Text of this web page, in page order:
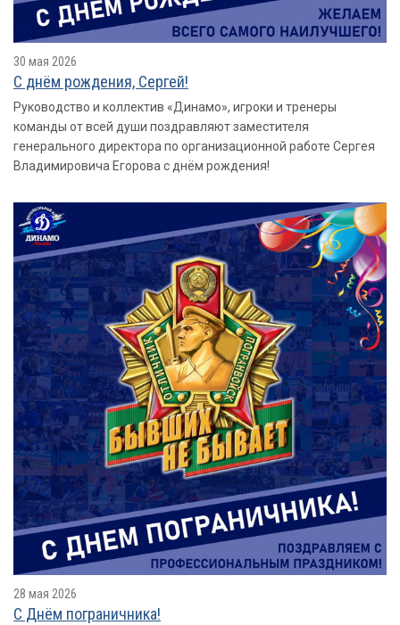
30 мая 2026
С днëм рождения, Сергей!
Руководство и коллектив «Динамо», игроки и тренеры
команды от всей души поздравляют заместителя
генерального директора по организационной работе Сергея
Владимировича Егорова с днём рождения!
28 мая 2026
​​​​​​​С Днём пограничника!